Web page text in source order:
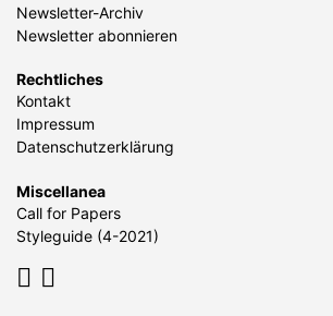
Newsletter-Archiv
Newsletter abonnieren
Rechtliches
Kontakt
Impressum
Datenschutzerklärung
Miscellanea
Call for Papers
Styleguide (4-2021)